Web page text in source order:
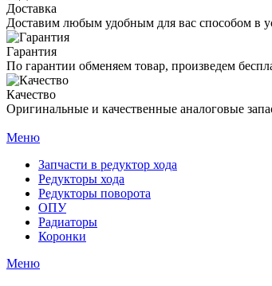
Доставка
Доставим любым удобным для вас способом в
Гарантия
По гарантии обменяем товар, произведем
Качество
Оригинальные и качественные аналоговые
Меню
Запчасти в редуктор хода
Редукторы хода
Редукторы поворота
ОПУ
Радиаторы
Коронки
Меню